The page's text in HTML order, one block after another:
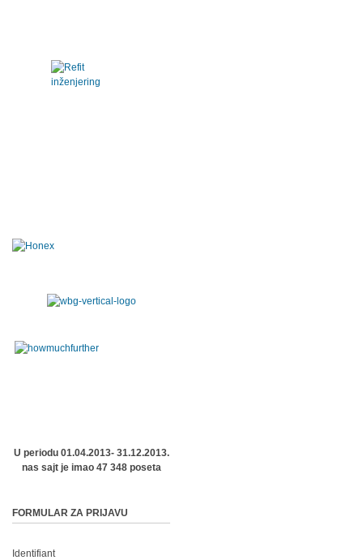
U periodu 01.04.2013- 31.12.2013.
nas sajt je imao 47 348 poseta
FORMULAR ZA PRIJAVU
Identifiant